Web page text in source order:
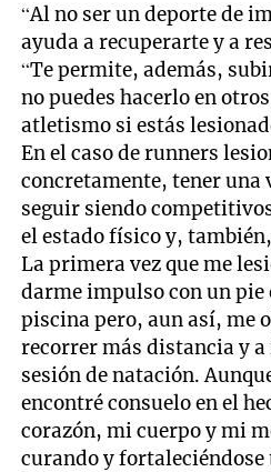
“Al no ser un deporte de
ayuda a recuperarte y a
“Te permite, además,
no puedes hacerlo en
atletismo si estás
En el caso de runners
concretamente, tener una
seguir siendo
el estado físico y,
La primera vez que me
darme impulso con un pie
piscina pero, aun así, me
recorrer más distancia y
sesión de natación.
encontré consuelo en el
corazón, mi cuerpo y mi
curando y fortaleciéndose